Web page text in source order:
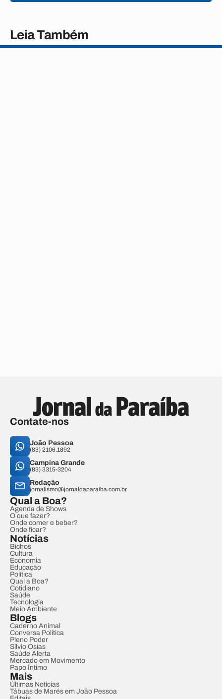
Leia Também
Contate-nos
João Pessoa
(83) 2106.1892
Campina Grande
(83) 3315-3204
Redação
jornalismo@jornaldaparaiba.com.br
Qual a Boa?
Agenda de Shows
O que fazer?
Onde comer e beber?
Onde ficar?
Notícias
Bichos
Cultura
Economia
Educação
Política
Qual a Boa?
Cotidiano
Saúde
Tecnologia
Meio Ambiente
Blogs
Caderno Animal
Conversa Política
Pleno Poder
Sílvio Osias
Saúde Alerta
Mercado em Movimento
Papo Íntimo
Mais
Últimas Notícias
Tábuas de Marés em João Pessoa